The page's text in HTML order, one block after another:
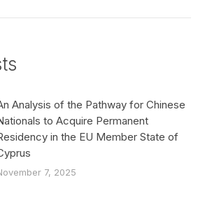
Analysis of the Pathway for Chinese
to Acquire Permanent
in the EU Member State of
7, 2025